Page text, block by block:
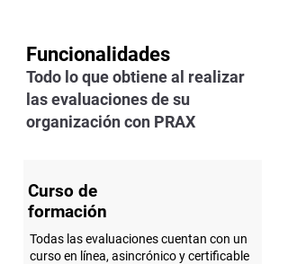
Funcionalidades
Todo lo que obtiene al realizar
las evaluaciones de su
organización con PRAX
Curso de
formación
Todas las evaluaciones cuentan con un
curso en línea, asincrónico y certificable